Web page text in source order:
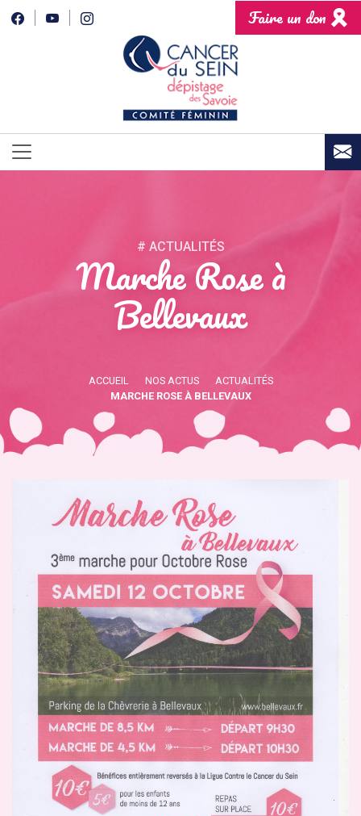
Faire un don
# ACTUALITÉS
Marche Rose à
Bellevaux
ACCUEIL NOS ACTUS
ACTUALITÉS
MARCHE ROSE À BELLEVAUX